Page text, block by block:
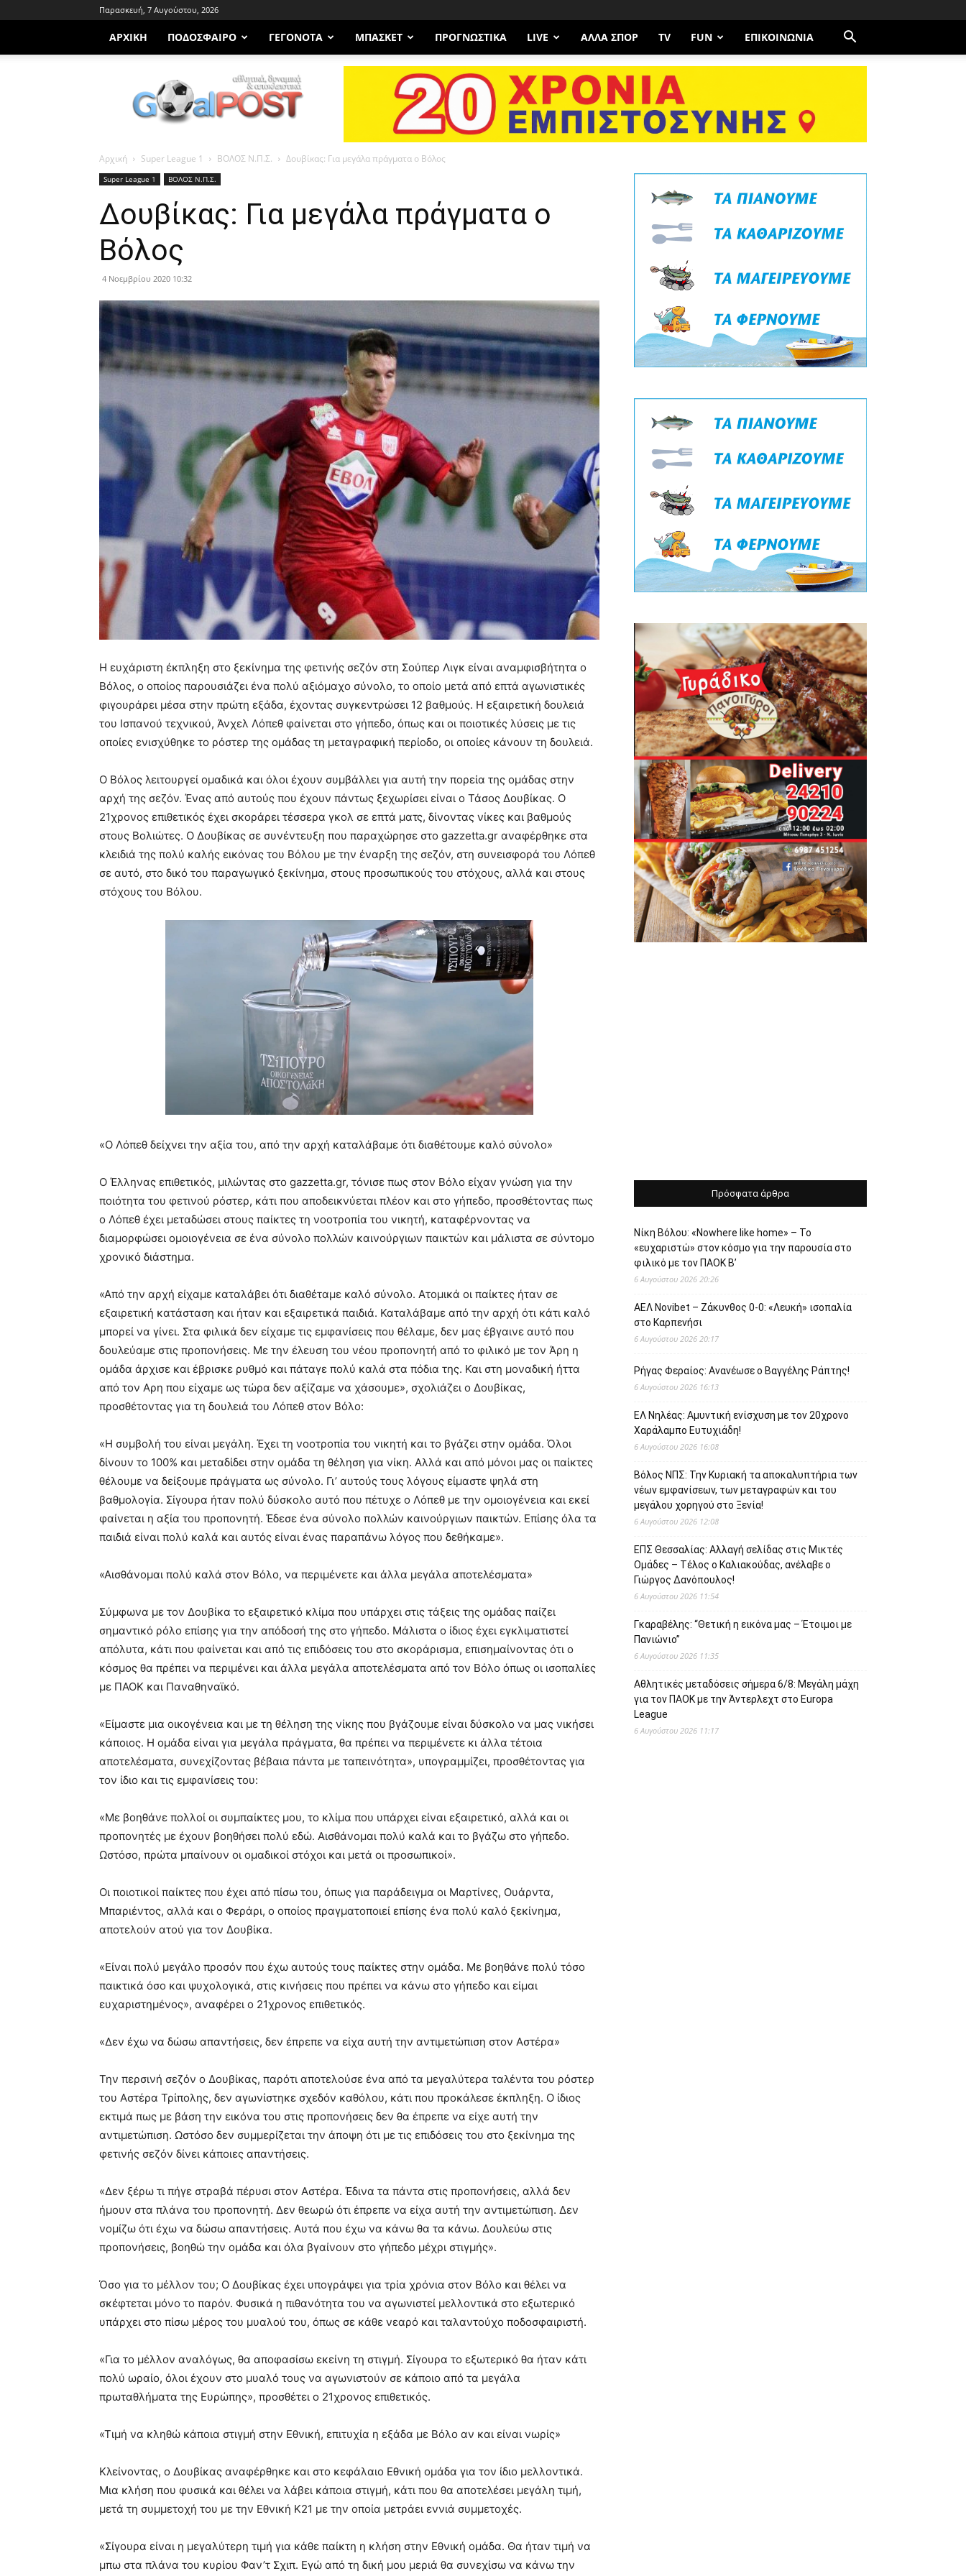
Παρασκευή, 7 Αυγούστου, 2026
ΑΡΧΙΚΗ ΠΟΔΌΣΦΑΙΡΟ ΓΕΓΟΝΌΤΑ ΜΠΆΣΚΕΤ ΠΡΟΓΝΩΣΤΙΚΑ LIVE ΆΛΛΑ ΣΠΟΡ TV FUN ΕΠΙΚΟΙΝΩΝΊΑ
Goalpost.gr
Αρχική Super League 1 ΒΟΛΟΣ Ν.Π.Σ. Δουβίκας: Για μεγάλα πράγματα ο Βόλος
Super League 1 ΒΟΛΟΣ Ν.Π.Σ.
Δουβίκας: Για μεγάλα πράγματα ο
Βόλος
4 Νοεμβρίου 2020 10:32
Η ευχάριστη έκπληξη στο ξεκίνημα της φετινής σεζόν στη Σούπερ Λιγκ είναι αναμφισβήτητα ο
Βόλος, ο οποίος παρουσιάζει ένα πολύ αξιόμαχο σύνολο, το οποίο μετά από επτά αγωνιστικές
φιγουράρει μέσα στην πρώτη εξάδα, έχοντας συγκεντρώσει 12 βαθμούς. Η εξαιρετική δουλειά
του Ισπανού τεχνικού, Άνχελ Λόπεθ φαίνεται στο γήπεδο, όπως και οι ποιοτικές λύσεις με τις
οποίες ενισχύθηκε το ρόστερ της ομάδας τη μεταγραφική περίοδο, οι οποίες κάνουν τη δουλειά.
Ο Βόλος λειτουργεί ομαδικά και όλοι έχουν συμβάλλει για αυτή την πορεία της ομάδας στην
αρχή της σεζόν. Ένας από αυτούς που έχουν πάντως ξεχωρίσει είναι ο Τάσος Δουβίκας. Ο
21χρονος επιθετικός έχει σκοράρει τέσσερα γκολ σε επτά ματς, δίνοντας νίκες και βαθμούς
στους Βολιώτες. Ο Δουβίκας σε συνέντευξη που παραχώρησε στο gazzetta.gr αναφέρθηκε στα
κλειδιά της πολύ καλής εικόνας του Βόλου με την έναρξη της σεζόν, στη συνεισφορά του Λόπεθ
σε αυτό, στο δικό του παραγωγικό ξεκίνημα, στους προσωπικούς του στόχους, αλλά και στους
στόχους του Βόλου.
«Ο Λόπεθ δείχνει την αξία του, από την αρχή καταλάβαμε ότι διαθέτουμε καλό σύνολο»
Ο Έλληνας επιθετικός, μιλώντας στο gazzetta.gr, τόνισε πως στον Βόλο είχαν γνώση για την
ποιότητα του φετινού ρόστερ, κάτι που αποδεικνύεται πλέον και στο γήπεδο, προσθέτοντας πως
ο Λόπεθ έχει μεταδώσει στους παίκτες τη νοοτροπία του νικητή, καταφέρνοντας να
διαμορφώσει ομοιογένεια σε ένα σύνολο πολλών καινούργιων παικτών και μάλιστα σε σύντομο
χρονικό διάστημα.
«Από την αρχή είχαμε καταλάβει ότι διαθέταμε καλό σύνολο. Ατομικά οι παίκτες ήταν σε
εξαιρετική κατάσταση και ήταν και εξαιρετικά παιδιά. Καταλάβαμε από την αρχή ότι κάτι καλό
μπορεί να γίνει. Στα φιλικά δεν είχαμε τις εμφανίσεις που θέλαμε, δεν μας έβγαινε αυτό που
δουλεύαμε στις προπονήσεις. Με την έλευση του νέου προπονητή από το φιλικό με τον Άρη η
ομάδα άρχισε και έβρισκε ρυθμό και πάταγε πολύ καλά στα πόδια της. Και στη μοναδική ήττα
από τον Αρη που είχαμε ως τώρα δεν αξίζαμε να χάσουμε», σχολιάζει ο Δουβίκας,
προσθέτοντας για τη δουλειά του Λόπεθ στον Βόλο:
«Η συμβολή του είναι μεγάλη. Έχει τη νοοτροπία του νικητή και το βγάζει στην ομάδα. Όλοι
δίνουν το 100% και μεταδίδει στην ομάδα τη θέληση για νίκη. Αλλά και από μόνοι μας οι παίκτες
θέλουμε να δείξουμε πράγματα ως σύνολο. Γι’ αυτούς τους λόγους είμαστε ψηλά στη
βαθμολογία. Σίγουρα ήταν πολύ δύσκολο αυτό που πέτυχε ο Λόπεθ με την ομοιογένεια και εκεί
φαίνεται η αξία του προπονητή. Έδεσε ένα σύνολο πολλών καινούργιων παικτών. Επίσης όλα τα
παιδιά είναι πολύ καλά και αυτός είναι ένας παραπάνω λόγος που δεθήκαμε».
«Αισθάνομαι πολύ καλά στον Βόλο, να περιμένετε και άλλα μεγάλα αποτελέσματα»
Σύμφωνα με τον Δουβίκα το εξαιρετικό κλίμα που υπάρχει στις τάξεις της ομάδας παίζει
σημαντικό ρόλο επίσης για την απόδοσή της στο γήπεδο. Μάλιστα ο ίδιος έχει εγκλιματιστεί
απόλυτα, κάτι που φαίνεται και από τις επιδόσεις του στο σκοράρισμα, επισημαίνοντας ότι ο
κόσμος θα πρέπει να περιμένει και άλλα μεγάλα αποτελέσματα από τον Βόλο όπως οι ισοπαλίες
με ΠΑΟΚ και Παναθηναϊκό.
«Είμαστε μια οικογένεια και με τη θέληση της νίκης που βγάζουμε είναι δύσκολο να μας νικήσει
κάποιος. Η ομάδα είναι για μεγάλα πράγματα, θα πρέπει να περιμένετε κι άλλα τέτοια
αποτελέσματα, συνεχίζοντας βέβαια πάντα με ταπεινότητα», υπογραμμίζει, προσθέτοντας για
τον ίδιο και τις εμφανίσεις του:
«Με βοηθάνε πολλοί οι συμπαίκτες μου, το κλίμα που υπάρχει είναι εξαιρετικό, αλλά και οι
προπονητές με έχουν βοηθήσει πολύ εδώ. Αισθάνομαι πολύ καλά και το βγάζω στο γήπεδο.
Ωστόσο, πρώτα μπαίνουν οι ομαδικοί στόχοι και μετά οι προσωπικοί».
Οι ποιοτικοί παίκτες που έχει από πίσω του, όπως για παράδειγμα οι Μαρτίνες, Ουάρντα,
Μπαριέντος, αλλά και ο Φεράρι, ο οποίος πραγματοποιεί επίσης ένα πολύ καλό ξεκίνημα,
αποτελούν ατού για τον Δουβίκα.
«Είναι πολύ μεγάλο προσόν που έχω αυτούς τους παίκτες στην ομάδα. Με βοηθάνε πολύ τόσο
παικτικά όσο και ψυχολογικά, στις κινήσεις που πρέπει να κάνω στο γήπεδο και είμαι
ευχαριστημένος», αναφέρει ο 21χρονος επιθετικός.
«Δεν έχω να δώσω απαντήσεις, δεν έπρεπε να είχα αυτή την αντιμετώπιση στον Αστέρα»
Την περσινή σεζόν ο Δουβίκας, παρότι αποτελούσε ένα από τα μεγαλύτερα ταλέντα του ρόστερ
του Αστέρα Τρίπολης, δεν αγωνίστηκε σχεδόν καθόλου, κάτι που προκάλεσε έκπληξη. Ο ίδιος
εκτιμά πως με βάση την εικόνα του στις προπονήσεις δεν θα έπρεπε να είχε αυτή την
αντιμετώπιση. Ωστόσο δεν συμμερίζεται την άποψη ότι με τις επιδόσεις του στο ξεκίνημα της
φετινής σεζόν δίνει κάποιες απαντήσεις.
«Δεν ξέρω τι πήγε στραβά πέρυσι στον Αστέρα. Έδινα τα πάντα στις προπονήσεις, αλλά δεν
ήμουν στα πλάνα του προπονητή. Δεν θεωρώ ότι έπρεπε να είχα αυτή την αντιμετώπιση. Δεν
νομίζω ότι έχω να δώσω απαντήσεις. Αυτά που έχω να κάνω θα τα κάνω. Δουλεύω στις
προπονήσεις, βοηθώ την ομάδα και όλα βγαίνουν στο γήπεδο μέχρι στιγμής».
Όσο για το μέλλον του; Ο Δουβίκας έχει υπογράψει για τρία χρόνια στον Βόλο και θέλει να
σκέφτεται μόνο το παρόν. Φυσικά η πιθανότητα του να αγωνιστεί μελλοντικά στο εξωτερικό
υπάρχει στο πίσω μέρος του μυαλού του, όπως σε κάθε νεαρό και ταλαντούχο ποδοσφαιριστή.
«Για το μέλλον αναλόγως, θα αποφασίσω εκείνη τη στιγμή. Σίγουρα το εξωτερικό θα ήταν κάτι
πολύ ωραίο, όλοι έχουν στο μυαλό τους να αγωνιστούν σε κάποιο από τα μεγάλα
πρωταθλήματα της Ευρώπης», προσθέτει ο 21χρονος επιθετικός.
«Τιμή να κληθώ κάποια στιγμή στην Εθνική, επιτυχία η εξάδα με Βόλο αν και είναι νωρίς»
Κλείνοντας, ο Δουβίκας αναφέρθηκε και στο κεφάλαιο Εθνική ομάδα για τον ίδιο μελλοντικά.
Μια κλήση που φυσικά και θέλει να λάβει κάποια στιγμή, κάτι που θα αποτελέσει μεγάλη τιμή,
μετά τη συμμετοχή του με την Εθνική Κ21 με την οποία μετράει εννιά συμμετοχές.
«Σίγουρα είναι η μεγαλύτερη τιμή για κάθε παίκτη η κλήση στην Εθνική ομάδα. Θα ήταν τιμή να
μπω στα πλάνα του κυρίου Φαν’τ Σχιπ. Εγώ από τη δική μου μεριά θα συνεχίσω να κάνω την
Πρόσφατα άρθρα
Νίκη Βόλου: «Nowhere like home» – Το
«ευχαριστώ» στον κόσμο για την παρουσία στο
φιλικό με τον ΠΑΟΚ Β’
6 Αυγούστου 2026 20:26
ΑΕΛ Novibet – Ζάκυνθος 0-0: «Λευκή» ισοπαλία
στο Καρπενήσι
6 Αυγούστου 2026 20:17
Ρήγας Φεραίος: Ανανέωσε ο Βαγγέλης Ράπτης!
6 Αυγούστου 2026 16:13
ΕΛ Νηλέας: Αμυντική ενίσχυση με τον 20χρονο
Χαράλαμπο Ευτυχιάδη!
6 Αυγούστου 2026 16:08
Βόλος ΝΠΣ: Την Κυριακή τα αποκαλυπτήρια των
νέων εμφανίσεων, των μεταγραφών και του
μεγάλου χορηγού στο Ξενία!
6 Αυγούστου 2026 12:08
ΕΠΣ Θεσσαλίας: Αλλαγή σελίδας στις Μικτές
Ομάδες – Τέλος ο Καλιακούδας, ανέλαβε ο
Γιώργος Δανόπουλος!
6 Αυγούστου 2026 11:54
Γκαραβέλης: “Θετική η εικόνα μας – Έτοιμοι με
Πανιώνιο”
6 Αυγούστου 2026 11:35
Αθλητικές μεταδόσεις σήμερα 6/8: Μεγάλη μάχη
για τον ΠΑΟΚ με την Άντερλεχτ στο Europa
League
6 Αυγούστου 2026 11:17